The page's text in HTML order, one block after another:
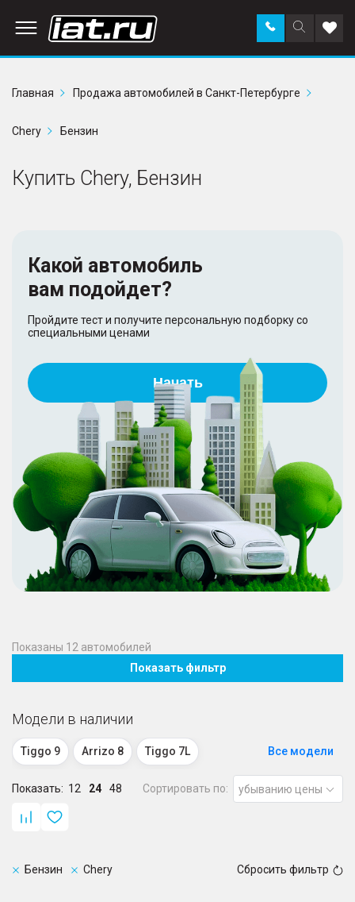
Поиск
по
Заказать
звонок в
Главная
Продажа автомобилей в Санкт-Петербурге
Chery Бензин
Купить Chery, Бензин
Какой автомобиль
вам подойдет?
Пройдите тест и получите персональную подборку со
специальными ценами
Начать
Показаны 12 автомобилей
Показать фильтр
Модели в наличии
Tiggo 9 Arrizo 8 Tiggo 7L
Tiggo 7 Pro Tiggo 7 Pro Max
Все модели
Показать: 12 24 48 Сортировать по: убыванию цены
Бензин Chery Сбросить фильтр